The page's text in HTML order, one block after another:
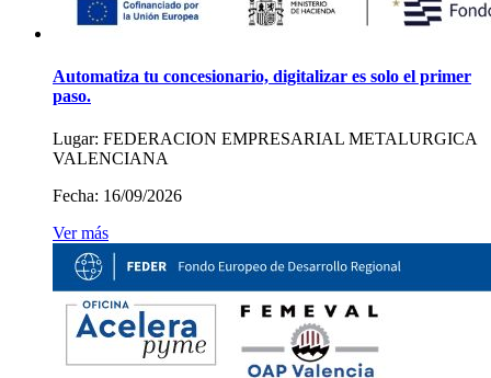
Automatiza tu concesionario, digitalizar es solo el primer
paso.
Lugar: FEDERACION EMPRESARIAL METALURGICA
VALENCIANA
Fecha: 16/09/2026
Ver más